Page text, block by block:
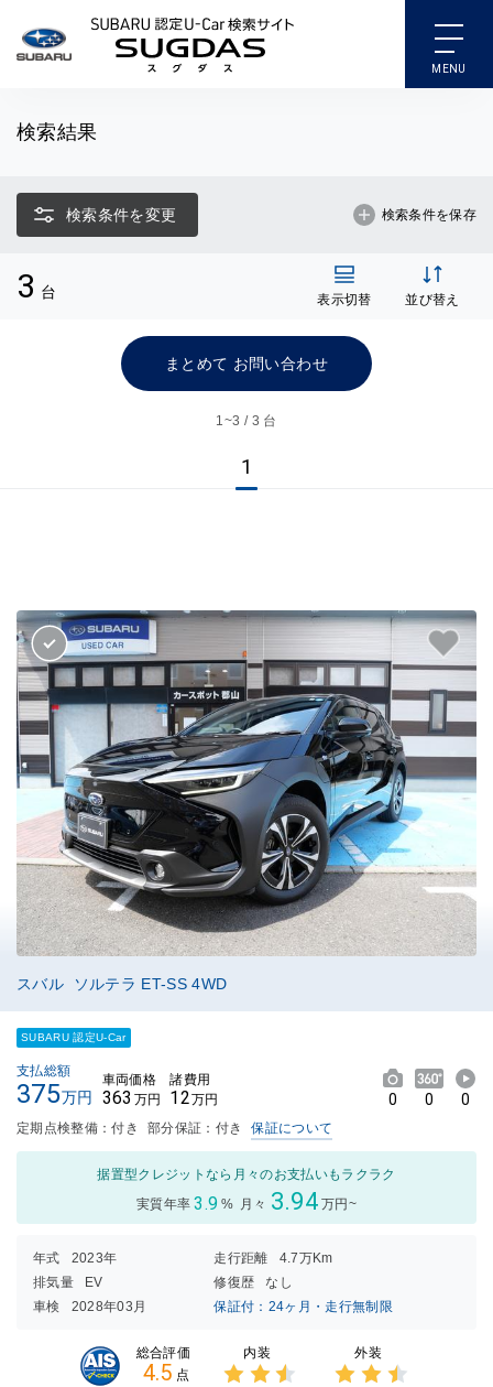
SUBARU 認定U-Car検索
検索結果
検索条件を変更 検索条件を保存
3 台 表示切替 並び替え
まとめて お問い合わせ
1~3 / 3 台
1
スバル ソルテラ ET-SS 4WD
SUBARU 認定U-Car
支払総額
375万円
車両価格
363 万円
諸費用
12万円 0 0 0
定期点検整備：付き 部分保証：付き 保証について
据置型クレジットなら月々のお支払いもラクラク
実質年率 3.9 % 月々 3.94 万円~
年式 2023年 走行距離
4.7万Km
排気量
EV 修復歴
なし
車検
2028年03月 保証付：24ヶ月・走行無制限
総合評価
4.5 点
内装 外装